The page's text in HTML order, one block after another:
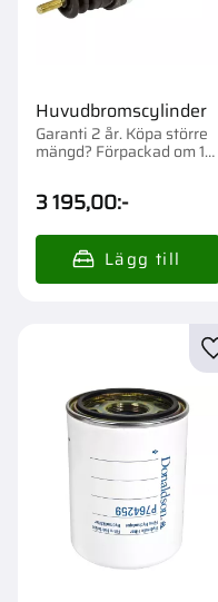
Huvudbromscylinder
Garanti 2 år. Köpa större
mängd? Förpackad om 1
3 195,00:-